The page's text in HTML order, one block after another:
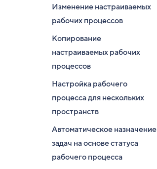
Изменение настраиваемых
рабочих процессов
Копирование
настраиваемых рабочих
процессов
Настройка рабочего
процесса для нескольких
пространств
Автоматическое назначение
задач на основе статуса
рабочего процесса